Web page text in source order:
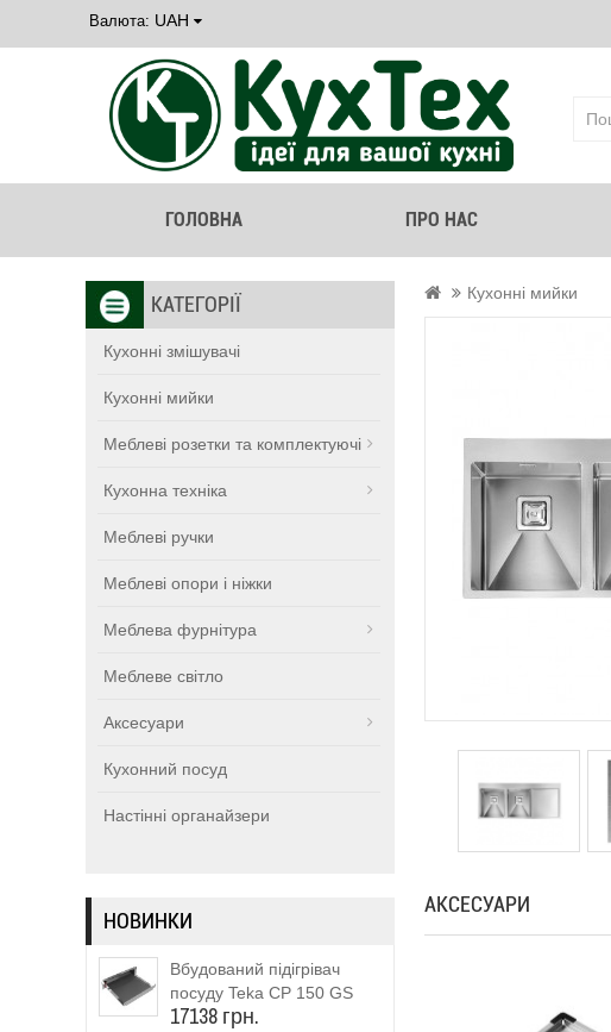
Валюта: UAH
ГОЛОВНА ПРО НАС
КАТЕГОРІЇ
Кухонні змішувачі
Кухонні мийки
Меблеві розетки та комплектуючі
Кухонна техніка
Меблеві ручки
Меблеві опори і ніжки
Меблева фурнітура
Меблеве світло
Аксесуари
Кухонний посуд
Настінні органайзери
НОВИНКИ
Вбудований підігрівач
посуду Teka CP 150 GS
(111600003)
17138 грн.
Кухонні мийки
АКСЕСУАРИ